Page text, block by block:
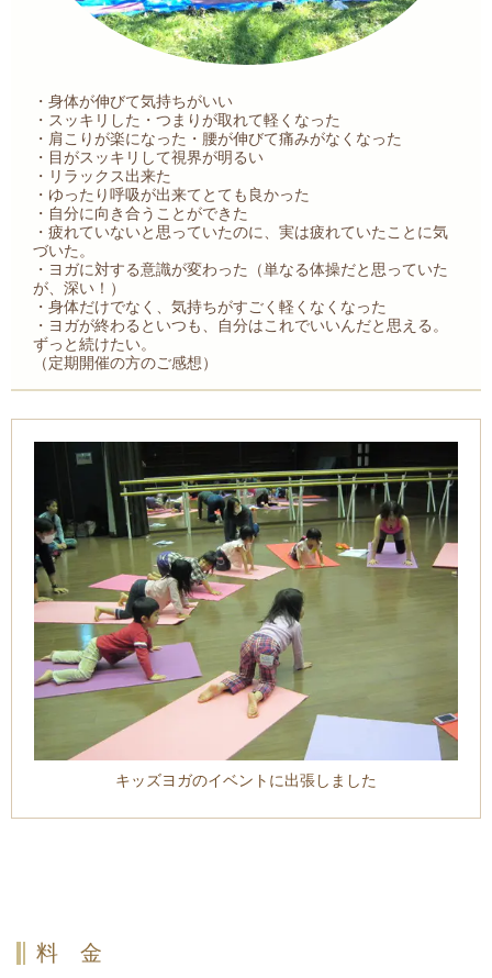
・身体が伸びて気持ちがいい
・スッキリした・つまりが取れて軽くなった
・肩こりが楽になった・腰が伸びて痛みがなくなった
・目がスッキリして視界が明るい
・リラックス出来た
・ゆったり呼吸が出来てとても良かった
・自分に向き合うことができた
・疲れていないと思っていたのに、実は疲れていたことに気
づいた。
・ヨガに対する意識が変わった（単なる体操だと思っていた
が、深い！）
・身体だけでなく、気持ちがすごく軽くなくなった
・ヨガが終わるといつも、自分はこれでいいんだと思える。
ずっと続けたい。
（定期開催の方のご感想）
キッズヨガのイベントに出張しました
料 金